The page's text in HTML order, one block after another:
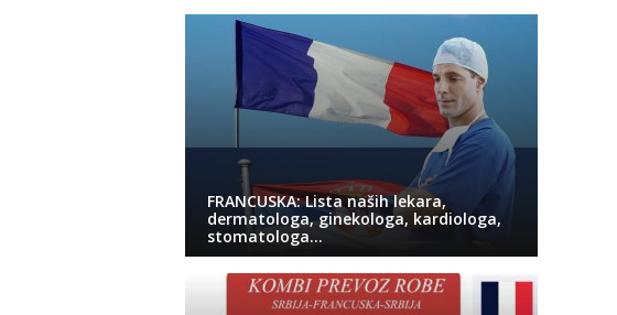
FRANCUSKA: Lista naših lekara,
dermatologa, ginekologa, kardiologa,
stomatologa…